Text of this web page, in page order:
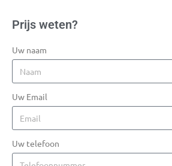
Prijs weten?
Uw naam
Uw Email
Uw telefoon